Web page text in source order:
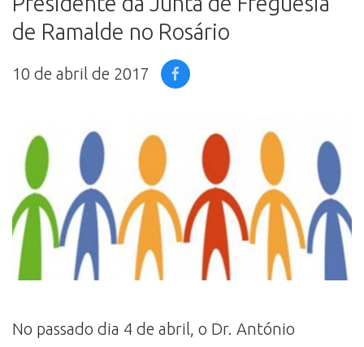
de Ramalde no Rosário
10 de abril de 2017
No passado dia 4 de abril, o Dr. António